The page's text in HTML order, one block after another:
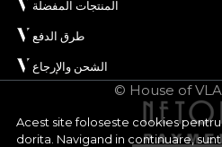
Acest site foloseste cookies
dorita. Navigand in continuare,
المنتجات المفضلة
طرق الدفع
الشحن والإرجاع
© House of